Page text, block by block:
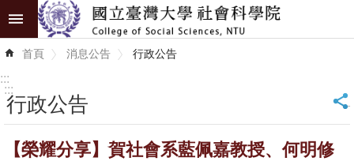
跳到主要內容區塊
進
階
識
首頁 消息公告 行政公告
:::
:::
行政公告 _
【榮耀分享】賀社會系藍佩嘉教授、何明修